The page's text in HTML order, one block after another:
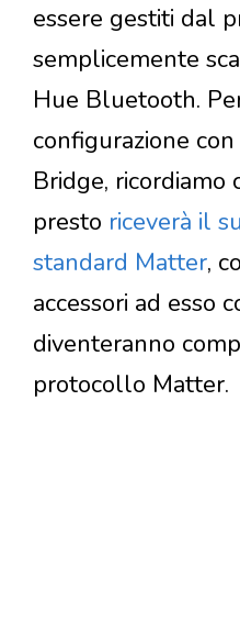
essere gestiti dal
semplicemente
Hue Bluetooth.
configurazione
Bridge, ricordiamo
presto riceverà il
standard Matter,
accessori ad esso
diventeranno
protocollo Matter.